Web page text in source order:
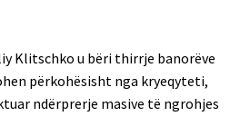
Klitschko u bëri thirrje banorëve
përkohësisht nga kryeqyteti,
ndërprerje masive të ngrohjes